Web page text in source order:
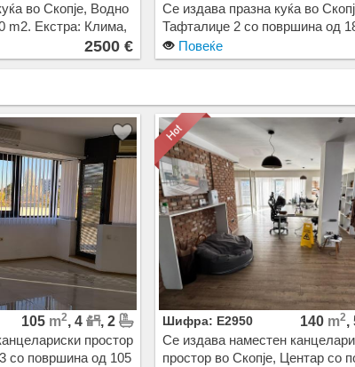
во Скопје, Водно
m2. Екстра: Клима,
Зграда. Цена:
2500 €
Се издава празна куќа во
Тафталиџе 2 со површина од
Екстра: Клима, Сопствено
1900 EUR
Повеќе
105 m2, 4
, 2
простор
со површина од 105
Шифра: E2950 140 m2,
Се издава наместен
простор во Скопје, Центар со